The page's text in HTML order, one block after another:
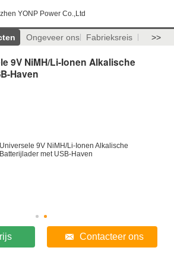
YONP Power Co.,Ltd
Ongeveer ons Fabrieksreis >>
9V NiMH/Li-Ionen Alkalische
Haven
Contacteer ons